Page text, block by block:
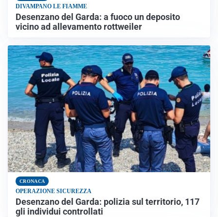
DIVAMPANO LE FIAMME
Desenzano del Garda: a fuoco un deposito
vicino ad allevamento rottweiler
CRONACA
OPERAZIONE SICUREZZA
Desenzano del Garda: polizia sul territorio, 117
gli individui controllati